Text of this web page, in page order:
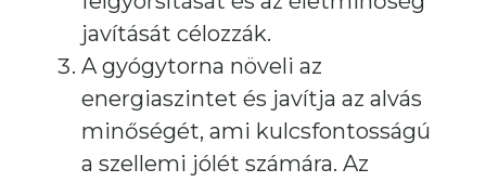
javítását célozzák.
A gyógytorna növeli az
energiaszintet és javítja az alvás
minőségét, ami kulcsfontosságú
a szellemi jólét számára. Az